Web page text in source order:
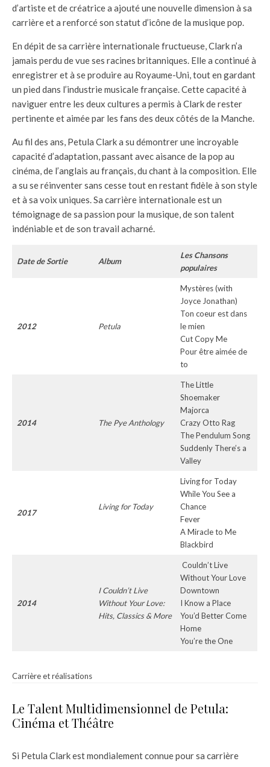
d’artiste et de créatrice a ajouté une nouvelle dimension à sa
carrière et a renforcé son statut d’icône de la musique pop.
En dépit de sa carrière internationale fructueuse, Clark n’a
jamais perdu de vue ses racines britanniques. Elle a continué à
enregistrer et à se produire au Royaume-Uni, tout en gardant
un pied dans l’industrie musicale française. Cette capacité à
naviguer entre les deux cultures a permis à Clark de rester
pertinente et aimée par les fans des deux côtés de la Manche.
Au fil des ans, Petula Clark a su démontrer une incroyable
capacité d’adaptation, passant avec aisance de la pop au
cinéma, de l’anglais au français, du chant à la composition. Elle
a su se réinventer sans cesse tout en restant fidèle à son style
et à sa voix uniques. Sa carrière internationale est un
témoignage de sa passion pour la musique, de son talent
indéniable et de son travail acharné.
Date de Sortie Album
Les Chansons
populaires
2012 Petula
Mystères (with
Joyce Jonathan)
Ton coeur est dans
le mien
Cut Copy Me
Pour être aimée de
to
2014 The Pye Anthology
The Little
Shoemaker
Majorca
Crazy Otto Rag
The Pendulum Song
Suddenly There’s a
Valley
2017
Living for Today
Living for Today
While You See a
Chance
Fever
A Miracle to Me
Blackbird
2014
I Couldn’t Live
Without Your Love:
Hits, Classics & More
Couldn’t Live
Without Your Love
Downtown
I Know a Place
You’d Better Come
Home
You’re the One
Carrière et réalisations
Le Talent Multidimensionnel de Petula:
Cinéma et Théâtre
Si Petula Clark est mondialement connue pour sa carrière